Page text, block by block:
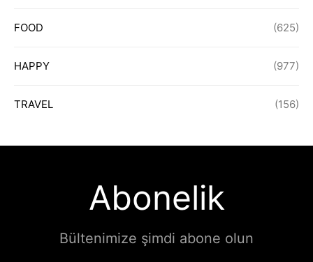
FOOD (625)
HAPPY (977)
TRAVEL (156)
Abonelik
Bültenimize şimdi abone olun